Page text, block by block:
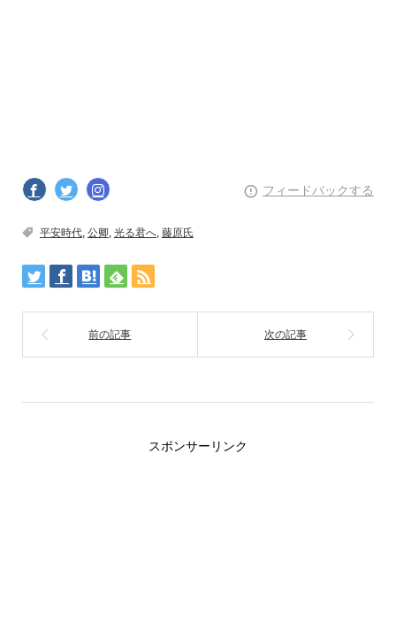
フィードバックする
平安時代, 公卿 光る君へ, 藤原氏
スポンサーリンク